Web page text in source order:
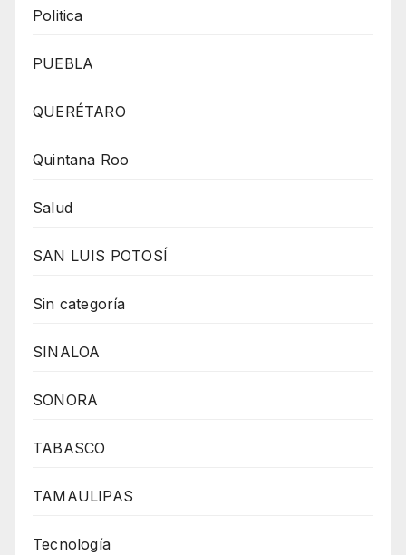
Politica
PUEBLA
QUERÉTARO
Quintana Roo
Salud
SAN LUIS POTOSÍ
Sin categoría
SINALOA
SONORA
TABASCO
TAMAULIPAS
Tecnología